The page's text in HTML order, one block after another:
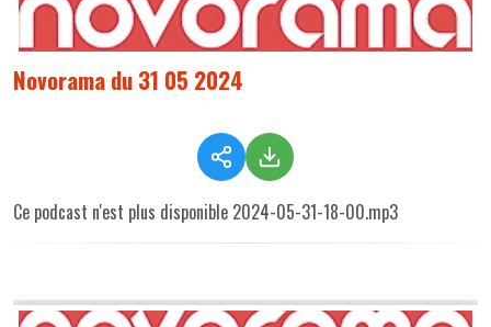
Novorama du 31 05 2024
Ce podcast n'est plus disponible 2024-05-31-18-00.mp3